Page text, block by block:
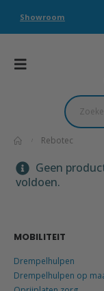
Showroom
Rebotec
Geen
voldoen.
MOBILITEIT
Drempelhulpen
Drempelhulpen op